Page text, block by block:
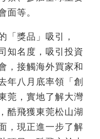
面等。
「獎品」吸引，
知名度，吸引投資
，接觸海外買家和
年八月底率領「創
莞，實地了解大灣
酷飛獲東莞松山湖
，現正進一步了解